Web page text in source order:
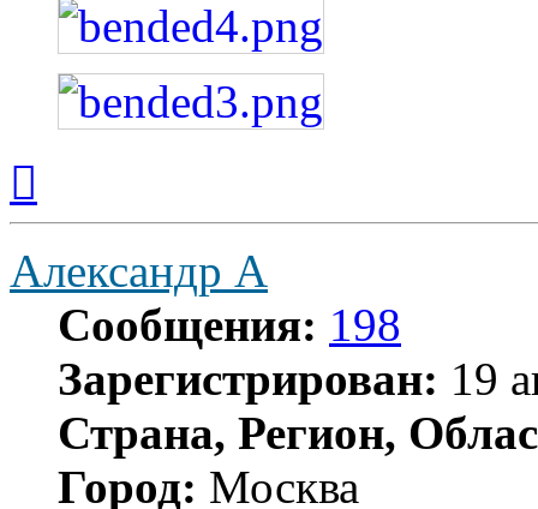
началу
Александр А
Сообщения: 198
Зарегистрирован: 19
Страна, Регион,
Город: Москва